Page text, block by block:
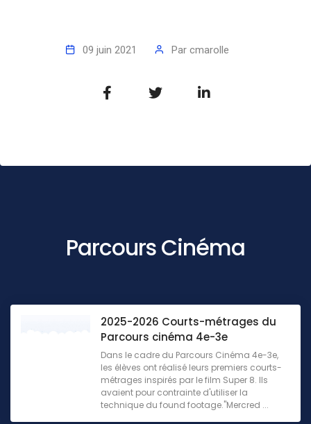
09 juin 2021 Par cmarolle
Parcours Cinéma
2025-2026 Courts-métrages du
Parcours cinéma 4e-3e
Dans le cadre du Parcours Cinéma 4e-3e,
les élèves ont réalisé leurs premiers courts-
métrages inspirés par le film Super 8. Ils
avaient pour contrainte d'utiliser la
technique du found footage."Mercred ...